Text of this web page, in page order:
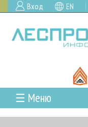
Вход EN
☰ Меню
ГЛАВНАЯ